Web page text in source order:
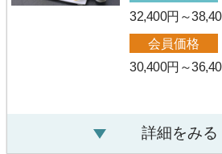
32,400円～
会員価格
30,400円～
詳細をみる